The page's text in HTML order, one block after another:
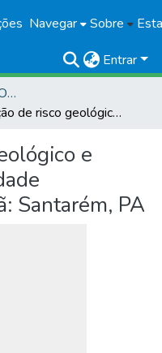
Navegar Sobre
Entrar
PRODUÇÃO INSTITUCIONAL
Avaliação de risco geológico e hidrológico: comunidade quilombola Arapemã: Santarém, PA
e
Santarém, PA